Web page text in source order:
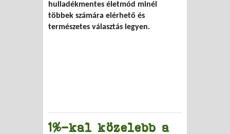
hulladékmentes életmód minél
többek számára elérhető és
természetes választás legyen.
1%-kal közelebb a